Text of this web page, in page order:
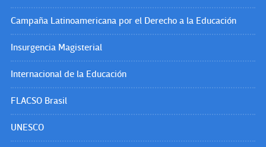
Campaña Latinoamericana por el Derecho a la Educación
Insurgencia Magisterial
Internacional de la Educación
FLACSO Brasil
UNESCO